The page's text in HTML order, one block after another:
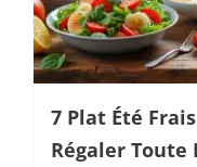
7 Plat Été
Régaler Toute